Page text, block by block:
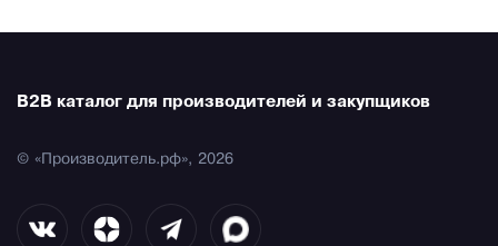
B2B каталог для производителей и закупщиков
© «Производитель.рф», 2026